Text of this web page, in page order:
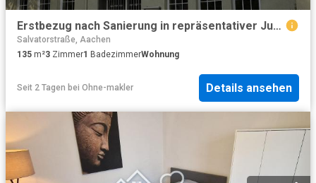
Erstbezug nach Sanierung in repräsentativer Jugendstilvilla
Salvatorstraße, Aachen
135 m²3 Zimmer1 BadezimmerWohnung
Seit 2 Tagen bei Ohne-makler Details ansehen